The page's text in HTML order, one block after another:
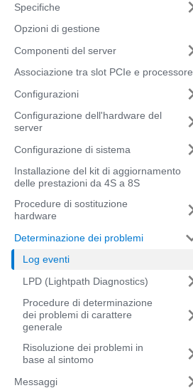
Specifiche
Opzioni di gestione
Componenti del server
Associazione tra slot PCIe e processore
Configurazioni
Configurazione dell'hardware del
server
Configurazione di sistema
Installazione del kit di aggiornamento
delle prestazioni da 4S a 8S
Procedure di sostituzione
hardware
Determinazione dei problemi
Log eventi
LPD (Lightpath Diagnostics)
Procedure di determinazione
dei problemi di carattere
generale
Risoluzione dei problemi in
base al sintomo
Messaggi